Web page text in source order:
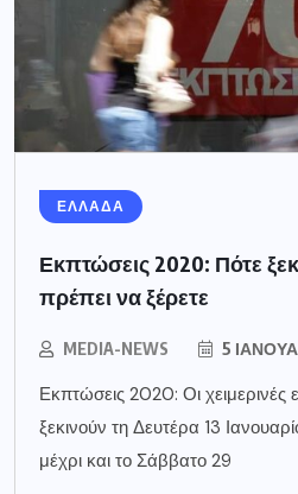
ΕΛΛΑΔΑ
Εκπτώσεις 2020: Πότε
πρέπει να ξέρετε
MEDIA-NEWS 5
Εκπτώσεις 2020: Οι χειμερινές
ξεκινούν τη Δευτέρα 13
μέχρι και το Σάββατο 29